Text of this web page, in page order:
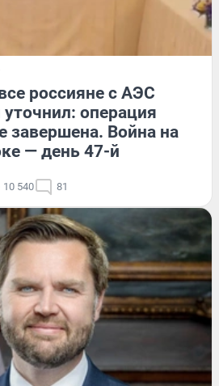
россияне с АЭС
операция
завершена. Война на
— день 47-й
10 540 81